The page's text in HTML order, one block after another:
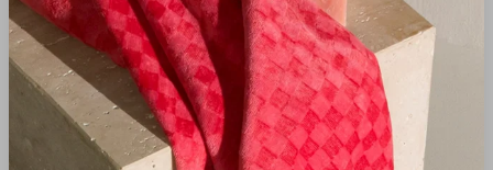
Seit 1927 werden unsere
Handtücher mit
Handwerkskunst in
Deutschland gefertigt.
Wir handeln
umweltbewusst – heute
und für morgen.